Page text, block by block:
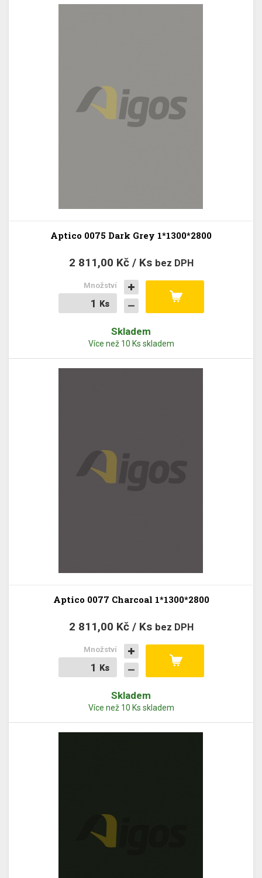
Aptico 0075 Dark Grey 1*1300*2800
2 811,00 Kč / Ks bez DPH
Ks
Ks
Množství
Skladem
Více než 10 Ks skladem
Aptico 0077 Charcoal 1*1300*2800
2 811,00 Kč / Ks bez DPH
Ks
Ks
Množství
Skladem
Více než 10 Ks skladem